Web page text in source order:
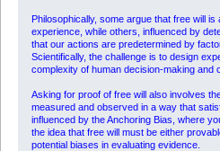
Philosophically, some argue that free will
experience, while others, influenced by
that our actions are predetermined by
Scientifically, the challenge is to design
complexity of human decision-making and
Asking for proof of free will also involves
measured and observed in a way that
influenced by the Anchoring Bias, where
the idea that free will must be either
potential biases in evaluating evidence.